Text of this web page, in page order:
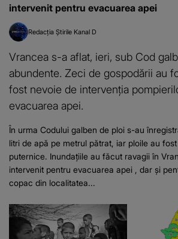
intervenit pentru evacuarea apei
Redacția Știrile Kanal D
Vrancea s-a aflat, ieri, sub Cod
abundente. Zeci de gospodării au
fost nevoie de intervenția
evacuarea apei.
În urma Codului galben de ploi s-au
litri de apă pe metrul pătrat, iar ploile au
puternice. Inundațiile au făcut ravagii în
intervenit pentru evacuarea apei , dar și
copac din localitatea...